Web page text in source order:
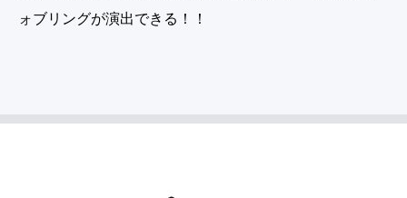
ォブリングが演出できる！！